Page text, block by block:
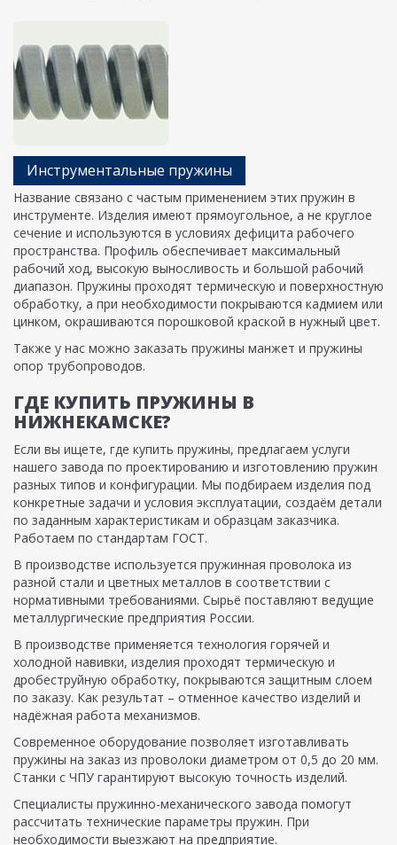
Инструментальные пружины
Название связано с частым применением этих пружин в
инструменте. Изделия имеют прямоугольное, а не круглое
сечение и используются в условиях дефицита рабочего
пространства. Профиль обеспечивает максимальный
рабочий ход, высокую выносливость и большой рабочий
диапазон. Пружины проходят термическую и поверхностную
обработку, а при необходимости покрываются кадмием или
цинком, окрашиваются порошковой краской в нужный цвет.
Также у нас можно заказать пружины манжет и пружины
опор трубопроводов.
ГДЕ КУПИТЬ ПРУЖИНЫ В
НИЖНЕКАМСКЕ?
Если вы ищете, где купить пружины, предлагаем услуги
нашего завода по проектированию и изготовлению пружин
разных типов и конфигурации. Мы подбираем изделия под
конкретные задачи и условия эксплуатации, создаём детали
по заданным характеристикам и образцам заказчика.
Работаем по стандартам ГОСТ.
В производстве используется пружинная проволока из
разной стали и цветных металлов в соответствии с
нормативными требованиями. Сырьё поставляют ведущие
металлургические предприятия России.
В производстве применяется технология горячей и
холодной навивки, изделия проходят термическую и
дробеструйную обработку, покрываются защитным слоем
по заказу. Как результат – отменное качество изделий и
надёжная работа механизмов.
Современное оборудование позволяет изготавливать
пружины на заказ из проволоки диаметром от 0,5 до 20 мм.
Станки с ЧПУ гарантируют высокую точность изделий.
Специалисты пружинно-механического завода помогут
рассчитать технические параметры пружин. При
необходимости выезжают на предприятие.